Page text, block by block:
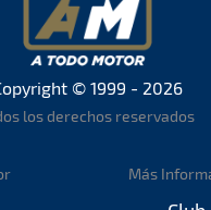
© 1999 - 2026
los derechos reservados
Más